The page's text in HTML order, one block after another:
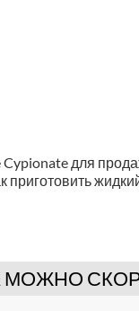
для
приготовить